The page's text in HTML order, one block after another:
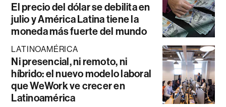
El precio del dólar se debilita en
julio y América Latina tiene la
moneda más fuerte del mundo
LATINOAMÉRICA
Ni presencial, ni remoto, ni
híbrido: el nuevo modelo laboral
que WeWork ve crecer en
Latinoamérica